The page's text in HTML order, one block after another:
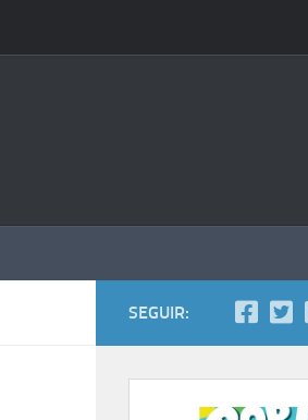
SEGUIR: